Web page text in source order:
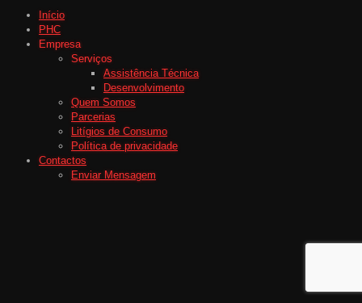
Início
PHC
Empresa
Serviços
Assistência Técnica
Desenvolvimento
Quem Somos
Parcerias
Litígios de Consumo
Política de privacidade
Contactos
Enviar Mensagem